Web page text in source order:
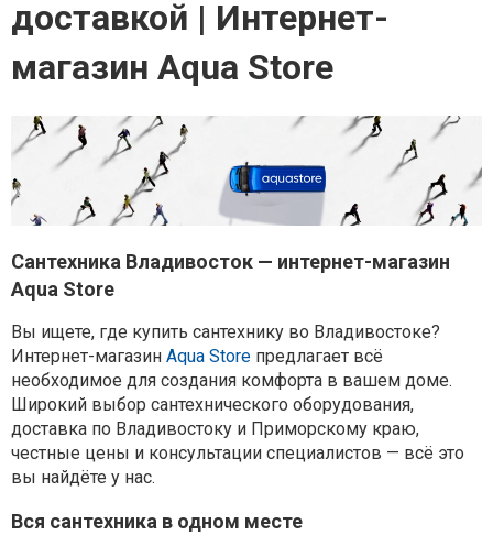
доставкой | Интернет-
магазин Aqua Store
Сантехника Владивосток — интернет-магазин
Aqua Store
Вы ищете, где купить сантехнику во Владивостоке?
Интернет-магазин Aqua Store предлагает всё
необходимое для создания комфорта в вашем доме.
Широкий выбор сантехнического оборудования,
доставка по Владивостоку и Приморскому краю,
честные цены и консультации специалистов — всё это
вы найдёте у нас.
Вся сантехника в одном месте